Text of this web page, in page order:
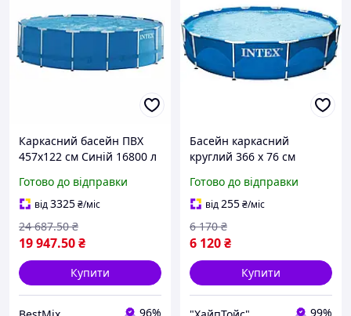
Каркасний басейн ПВХ
457х122 см Синій 16800 л
(596598)
Готово до відправки
від3325₴/міс
19 947.50₴
24 687.50 ₴
Купити
96%
Басейн каркасний
круглий 366 х 76 см
Готово до відправки
від255₴/міс
6 120₴
6 170 ₴
Купити
99%